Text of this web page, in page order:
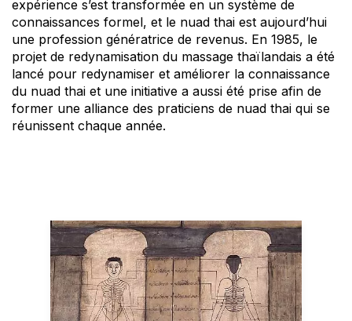
expérience s’est transformée en un système de
connaissances formel, et le nuad thai est aujourd’hui
une profession génératrice de revenus. En 1985, le
projet de redynamisation du massage thaïlandais a été
lancé pour redynamiser et améliorer la connaissance
du nuad thai et une initiative a aussi été prise afin de
former une alliance des praticiens de nuad thai qui se
réunissent chaque année.